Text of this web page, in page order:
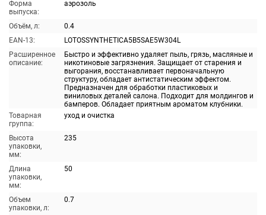
Форма
выпуска:
аэрозоль
Объём, л:
0.4
EAN-13:
LOTOSSYNTHETICA5B5SAE5W304L
Расширенное
описание:
Быстро и эффективно удаляет пыль, грязь, масляные и
никотиновые загрязнения. Защищает от старения и
выгорания, восстанавливает первоначальную
структуру, обладает антистатическим эффектом.
Предназначен для обработки пластиковых и
виниловых деталей салона. Подходит для молдингов и
бамперов. Обладает приятным ароматом клубники.
Товарная
группа:
уход и очистка
Высота
упаковки,
мм:
235
Длина
упаковки,
мм:
50
Объем
упаковки, л:
0.7